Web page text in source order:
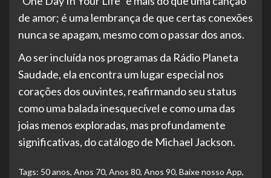
de amor; é uma lembrança de que certas conexões
nunca se apagam, mesmo com o passar dos anos.
Ao ser incluída nos programas da Rádio Planeta
Saudade, ela encontra um lugar especial nos
corações dos ouvintes, reafirmando seu status
como uma balada inesquecível e como uma das
joias menos exploradas, mas profundamente
significativas, do catálogo de Michael Jackson.
Tags: 50 anos, Anos 70, Anos 80, Anos 90, Baixe nosso App,